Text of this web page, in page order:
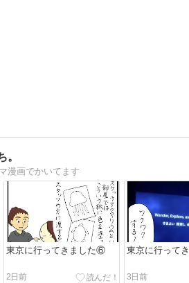
。
漫画でかいてます
東京に行ってきました⑥
2日前
東京に行って
3日前